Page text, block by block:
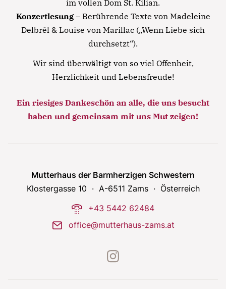
im vollen Dom St. Kilian.
Konzertlesung– Berührende Texte von Madeleine
Delbrêl & Louise von Marillac („Wenn Liebe sich
durchsetzt“).
Wir sind überwältigt von so viel Offenheit,
Herzlichkeit und Lebensfreude!
Ein riesiges Dankeschön an alle, die uns besucht
haben und gemeinsam mit uns Mut zeigen!
Mutterhaus der Barmherzigen Schwestern
Klostergasse 10
A-6511 Zams Österreich
phone-dial +43 5442 62484
mail office@mutterhaus-zams.at
instagram
laboris nisi ut aliquip ex ea commodo consequat.
Lorem ipsum dolor sit amet
Lorem ipsum dolor sit amet, consectetur
ut labore et dolore magna aliqua. Ut enim ad
minim veniam, quis nostrud exercitation ullamco